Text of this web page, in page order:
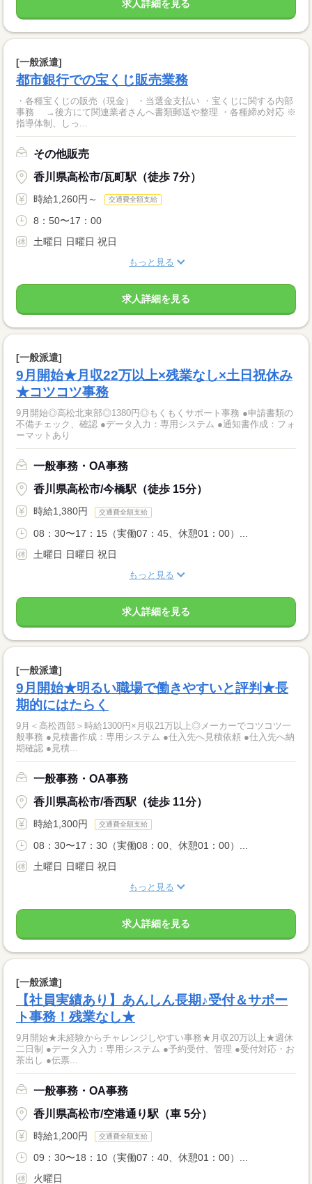
求人詳細を見る
[一般派遣]
都市銀行での宝くじ販売業務
・各種宝くじの販売（現金） ・当選金支払い ・宝くじに関する内部
事務 →後方にて関連業者さんへ書類郵送や整理 ・各種締め対応 ※
指導体制、しっ...
その他販売
香川県高松市/瓦町駅（徒歩 7分）
時給1,260円～ 交通費全額支給
8：50〜17：00
土曜日 日曜日 祝日
もっと見る
求人詳細を見る
[一般派遣]
9月開始★月収22万以上×残業なし×土日祝休み
★コツコツ事務
9月開始◎高松北東部◎1380円◎もくもくサポート事務 ●申請書類の
不備チェック、確認 ●データ入力：専用システム ●通知書作成：フォ
ーマットあり
一般事務・OA事務
香川県高松市/今橋駅（徒歩 15分）
時給1,380円 交通費全額支給
08：30〜17：15（実働07：45、休憩01：00）...
土曜日 日曜日 祝日
もっと見る
求人詳細を見る
[一般派遣]
9月開始★明るい職場で働きやすいと評判★長
期的にはたらく
9月＜高松西部＞時給1300円×月収21万以上◎メーカーでコツコツ一
般事務 ●見積書作成：専用システム ●仕入先へ見積依頼 ●仕入先へ納
期確認 ●見積...
一般事務・OA事務
香川県高松市/香西駅（徒歩 11分）
時給1,300円 交通費全額支給
08：30〜17：30（実働08：00、休憩01：00）...
土曜日 日曜日 祝日
もっと見る
求人詳細を見る
[一般派遣]
【社員実績あり】あんしん長期♪受付＆サポー
ト事務！残業なし★
9月開始★未経験からチャレンジしやすい事務★月収20万以上★週休
二日制 ●データ入力：専用システム ●予約受付、管理 ●受付対応・お
茶出し ●伝票...
一般事務・OA事務
香川県高松市/空港通り駅（車 5分）
時給1,200円 交通費全額支給
09：30〜18：10（実働07：40、休憩01：00）...
火曜日